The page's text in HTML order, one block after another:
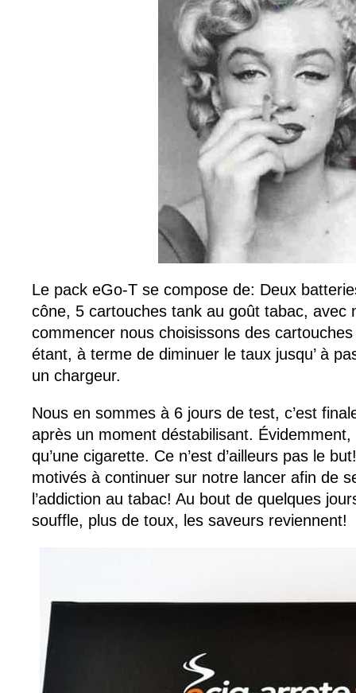
Le pack eGo-T se compose de: Deux
cône, 5 cartouches tank au goût tabac, avec
commencer nous choisissons des
étant, à terme de diminuer le taux jusqu’ à
un chargeur.
Nous en sommes à 6 jours de test, c’est
après un moment déstabilisant. Évidemment,
qu’une cigarette. Ce n’est d’ailleurs pas le
motivés à continuer sur notre lancer afin de
l’addiction au tabac! Au bout de quelques
souffle, plus de toux, les saveurs reviennent!